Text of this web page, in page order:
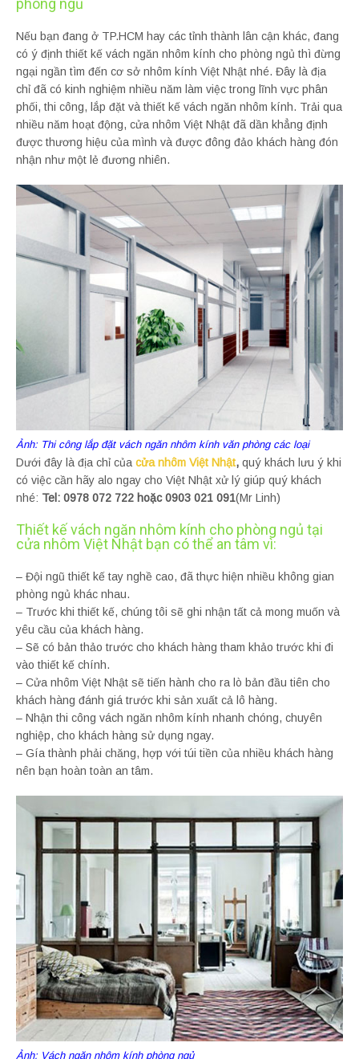
Nếu bạn đang ở TP.HCM hay các tỉnh thành lân cận khác, đang
có ý định thiết kế vách ngăn nhôm kính cho phòng ngủ thì đừng
ngại ngần tìm đến cơ sở nhôm kính Việt Nhật nhé. Đây là địa
chỉ đã có kinh nghiệm nhiều năm làm việc trong lĩnh vực phân
phối, thi công, lắp đặt và thiết kế vách ngăn nhôm kính. Trải qua
nhiều năm hoạt động, cửa nhôm Việt Nhật đã dần khẳng định
được thương hiệu của mình và được đông đảo khách hàng đón
nhận như một lẻ đương nhiên.
Ảnh: Thi công lắp đặt vách ngăn nhôm kính văn phòng các loại
Dưới đây là địa chỉ của cửa nhôm Việt Nhật, quý khách lưu ý khi
có việc cần hãy alo ngay cho Việt Nhật xử lý giúp quý khách
nhé: Tel: 0978 072 722 hoặc 0903 021 091(Mr Linh)
Thiết kế vách ngăn nhôm kính cho phòng ngủ tại
cửa nhôm Việt Nhật bạn có thể an tâm vì:
– Đội ngũ thiết kế tay nghề cao, đã thực hiện nhiều không gian
phòng ngủ khác nhau.
– Trước khi thiết kế, chúng tôi sẽ ghi nhận tất cả mong muốn và
yêu cầu của khách hàng.
– Sẽ có bản thảo trước cho khách hàng tham khảo trước khi đi
vào thiết kế chính.
– Cửa nhôm Việt Nhật sẽ tiến hành cho ra lò bản đầu tiên cho
khách hàng đánh giá trước khi sản xuất cả lô hàng.
– Nhận thi công vách ngăn nhôm kính nhanh chóng, chuyên
nghiệp, cho khách hàng sử dụng ngay.
– Gía thành phải chăng, hợp với túi tiền của nhiều khách hàng
nên bạn hoàn toàn an tâm.
Ảnh: Vách ngăn nhôm kính phòng ngủ